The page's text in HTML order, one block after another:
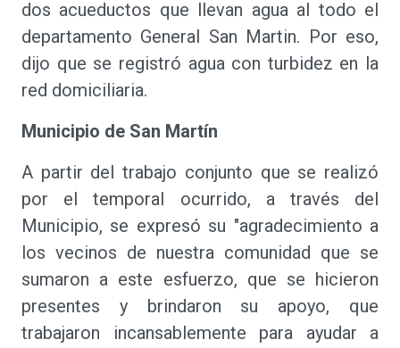
dos acueductos que llevan agua al todo el
departamento General San Martin. Por eso,
dijo que se registró agua con turbidez en la
red domiciliaria.
Municipio de San Martín
A partir del trabajo conjunto que se realizó
por el temporal ocurrido, a través del
Municipio, se expresó su "agradecimiento a
los vecinos de nuestra comunidad que se
sumaron a este esfuerzo, que se hicieron
presentes y brindaron su apoyo, que
trabajaron incansablemente para ayudar a